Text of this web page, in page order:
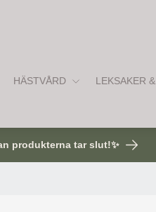
HÄSTVÅRD LEKSAKER
produkterna tar slut!✨